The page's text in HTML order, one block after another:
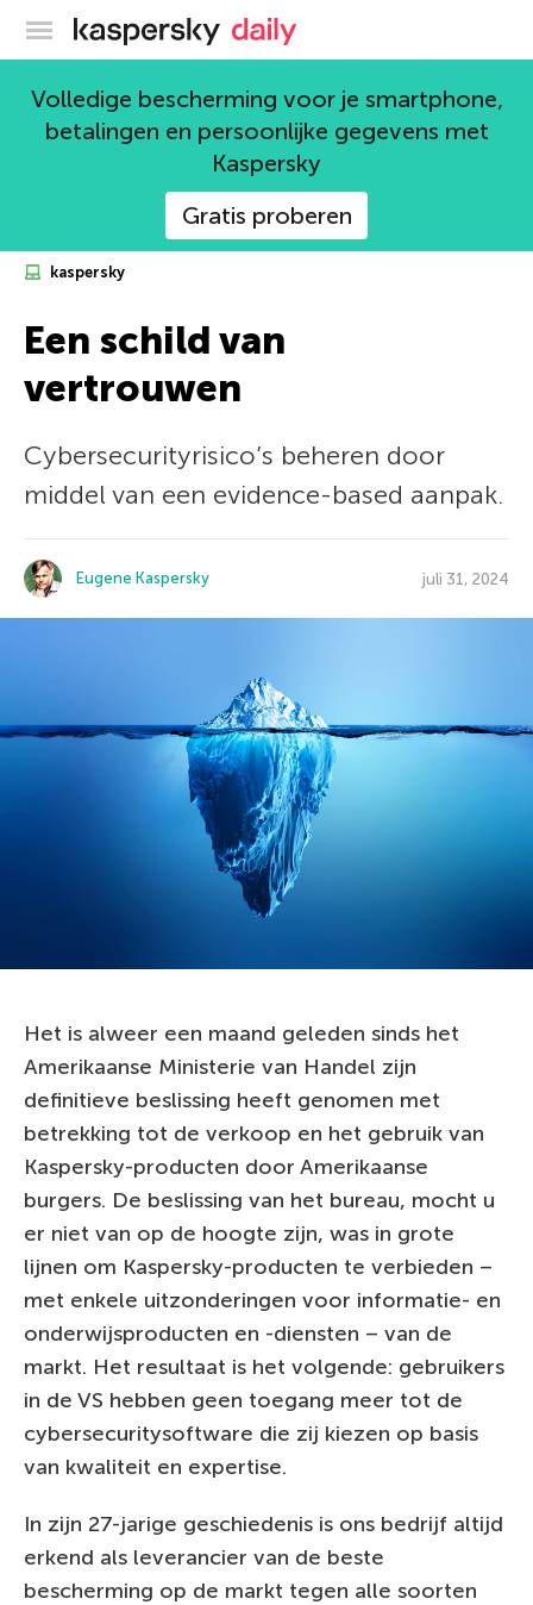
Kaspersky official blog
Volledige bescherming voor je smartphone,
betalingen en persoonlijke gegevens met
Kaspersky
Gratis proberen
kaspersky
Een schild van
vertrouwen
Cybersecurityrisico’s beheren door
middel van een evidence-based aanpak.
Eugene Kaspersky juli 31, 2024
Het is alweer een maand geleden sinds het
Amerikaanse Ministerie van Handel zijn
definitieve beslissing heeft genomen met
betrekking tot de verkoop en het gebruik van
Kaspersky-producten door Amerikaanse
burgers. De beslissing van het bureau, mocht u
er niet van op de hoogte zijn, was in grote
lijnen om Kaspersky-producten te verbieden –
met enkele uitzonderingen voor informatie- en
onderwijsproducten en -diensten – van de
markt. Het resultaat is het volgende: gebruikers
in de VS hebben geen toegang meer tot de
cybersecuritysoftware die zij kiezen op basis
van kwaliteit en expertise.
In zijn 27-jarige geschiedenis is ons bedrijf altijd
erkend als leverancier van de beste
bescherming op de markt tegen alle soorten